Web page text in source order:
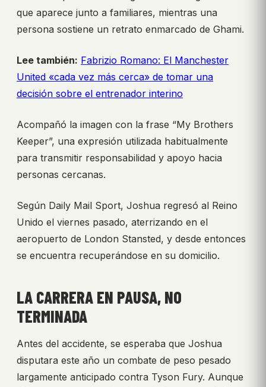
que aparece junto a familiares, mientras una
persona sostiene un retrato enmarcado de Ghami.
Lee también: Fabrizio Romano: El Manchester
United «cada vez más cerca» de tomar una
decisión sobre el entrenador interino
Acompañó la imagen con la frase “My Brothers
Keeper”, una expresión utilizada habitualmente
para transmitir responsabilidad y apoyo hacia
personas cercanas.
Según Daily Mail Sport, Joshua regresó al Reino
Unido el viernes pasado, aterrizando en el
aeropuerto de London Stansted, y desde entonces
se encuentra recuperándose en su domicilio.
LA CARRERA EN PAUSA, NO
TERMINADA
Antes del accidente, se esperaba que Joshua
disputara este año un combate de peso pesado
largamente anticipado contra Tyson Fury. Aunque